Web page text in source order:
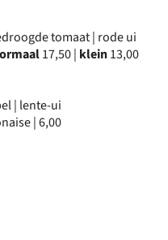
tomaat | rode ui
17,50 | klein13,00
| lente-ui
| 6,00